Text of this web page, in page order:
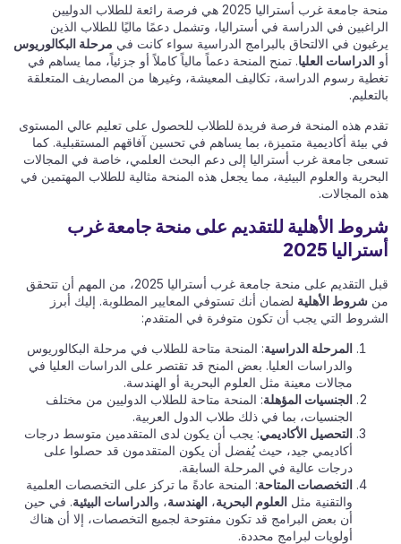
منحة جامعة غرب أستراليا 2025 هي فرصة رائعة للطلاب الدوليين
الراغبين في الدراسة في أستراليا، وتشمل دعمًا ماليًا للطلاب الذين
يرغبون في الالتحاق بالبرامج الدراسية سواء كانت في مرحلة البكالوريوس
أو الدراسات العليا. تمنح المنحة دعماً مالياً كاملاً أو جزئياً، مما يساهم في
تغطية رسوم الدراسة، تكاليف المعيشة، وغيرها من المصاريف المتعلقة
بالتعليم.
تقدم هذه المنحة فرصة فريدة للطلاب للحصول على تعليم عالي المستوى
في بيئة أكاديمية متميزة، بما يساهم في تحسين آفاقهم المستقبلية. كما
تسعى جامعة غرب أستراليا إلى دعم البحث العلمي، خاصة في المجالات
البحرية والعلوم البيئية، مما يجعل هذه المنحة مثالية للطلاب المهتمين في
هذه المجالات.
شروط الأهلية للتقديم على منحة جامعة غرب
أستراليا 2025
قبل التقديم على منحة جامعة غرب أستراليا 2025، من المهم أن تتحقق
من شروط الأهلية لضمان أنك تستوفي المعايير المطلوبة. إليك أبرز
الشروط التي يجب أن تكون متوفرة في المتقدم:
المرحلة الدراسية: المنحة متاحة للطلاب في مرحلة البكالوريوس
والدراسات العليا. بعض المنح قد تقتصر على الدراسات العليا في
مجالات معينة مثل العلوم البحرية أو الهندسة.
الجنسيات المؤهلة: المنحة متاحة للطلاب الدوليين من مختلف
الجنسيات، بما في ذلك طلاب الدول العربية.
التحصيل الأكاديمي: يجب أن يكون لدى المتقدمين متوسط درجات
أكاديمي جيد، حيث يُفضل أن يكون المتقدمون قد حصلوا على
درجات عالية في المرحلة السابقة.
التخصصات المتاحة: المنحة عادةً ما تركز على التخصصات العلمية
والتقنية مثل العلوم البحرية، الهندسة، والدراسات البيئية. في حين
أن بعض البرامج قد تكون مفتوحة لجميع التخصصات، إلا أن هناك
أولويات لبرامج محددة.